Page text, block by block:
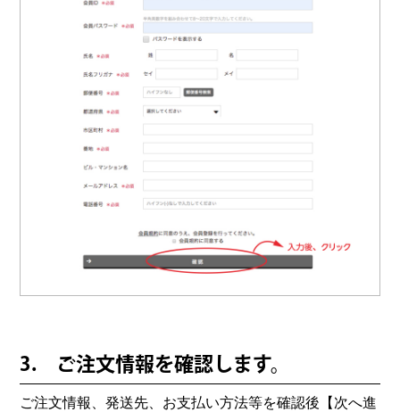
3. ご注文情報を確認します。
ご注文情報、発送先、お支払い方法等を確認後【次へ進